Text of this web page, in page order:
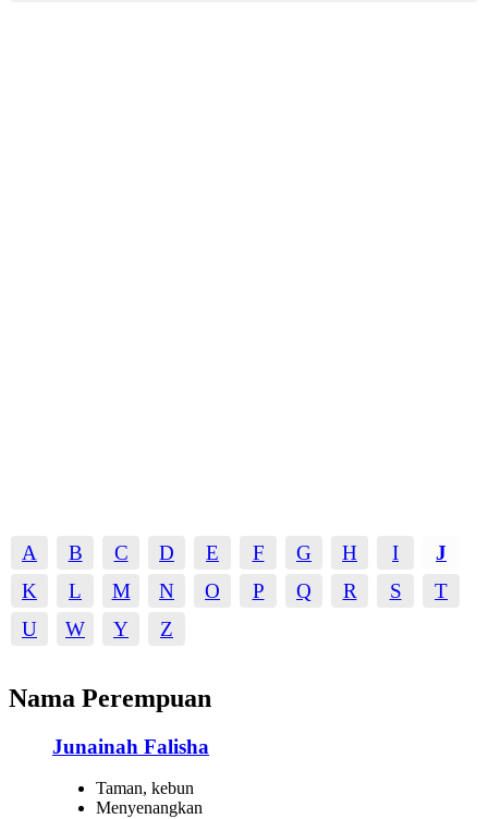
A B C D E F G H I
J
K
L M N O P Q R S
T
U
W Y Z
Nama Perempuan
Junainah Falisha
Taman, kebun
Menyenangkan